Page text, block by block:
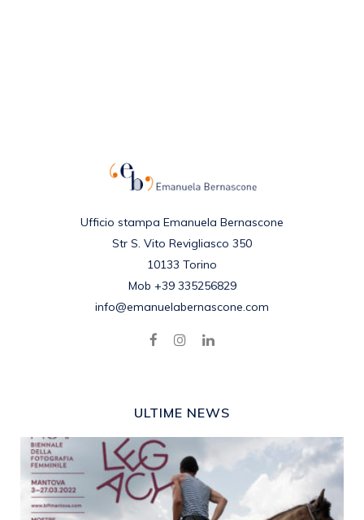
Ufficio stampa Emanuela Bernascone
Str S. Vito Revigliasco 350
10133 Torino
Mob +39 335256829
info@emanuelabernascone.com
ULTIME NEWS